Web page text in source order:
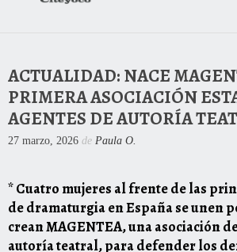
ACTUALIDAD: NACE
PRIMERA ASOCIACIÓN
AGENTES DE AUTORÍA
27 marzo, 2026 de Paula O.
* Cuatro mujeres al frente de las
de dramaturgia en España se unen
crean MAGENTEA, una asociación
autoría teatral, para defender los